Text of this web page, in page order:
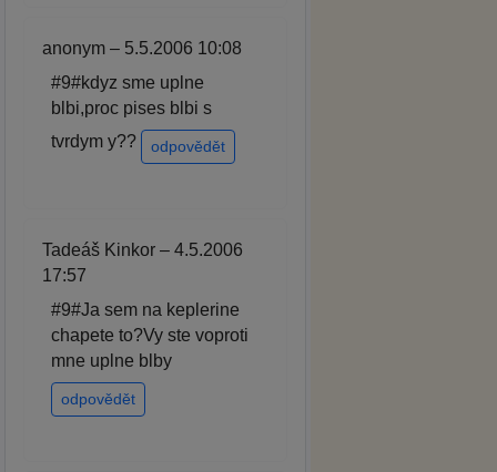
anonym – 5.5.2006 10:08
#9#kdyz sme uplne
blbi,proc pises blbi s
tvrdym y??
odpovědět
Tadeáš Kinkor – 4.5.2006
17:57
#9#Ja sem na keplerine
chapete to?Vy ste voproti
mne uplne blby
odpovědět